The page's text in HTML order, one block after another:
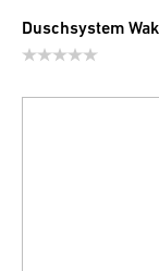
Duschsystem